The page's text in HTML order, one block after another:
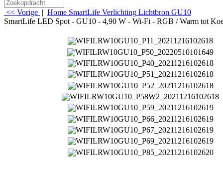
<< Vorige | Home SmartLife Verlichting Lichtbron GU10
SmartLife LED Spot - GU10 - 4,90 W - Wi-Fi - RGB / Warm tot